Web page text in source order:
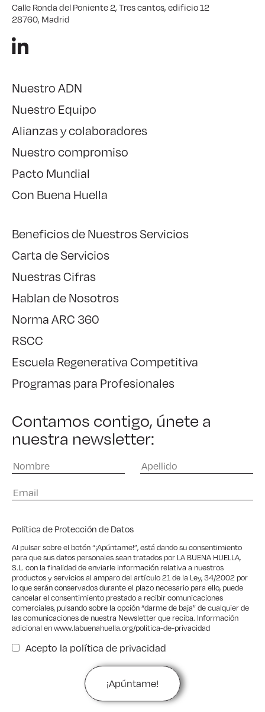
Calle Ronda del Poniente 2, Tres cantos, edificio 12
28760, Madrid
Nuestro ADN
Nuestro Equipo
Alianzas y colaboradores
Nuestro compromiso
Pacto Mundial
Con Buena Huella
Beneficios de Nuestros Servicios
Carta de Servicios
Nuestras Cifras
Hablan de Nosotros
Norma ARC 360
RSCC
Escuela Regenerativa Competitiva
Programas para Profesionales
Contamos contigo, únete a
nuestra newsletter:
Política de Protección de Datos
Al pulsar sobre el botón “¡Apúntame!”, está dando su consentimiento
para que sus datos personales sean tratados por LA BUENA HUELLA,
S.L. con la finalidad de enviarle información relativa a nuestros
productos y servicios al amparo del artículo 21 de la Ley, 34/2002 por
lo que serán conservados durante el plazo necesario para ello, puede
cancelar el consentimiento prestado a recibir comunicaciones
comerciales, pulsando sobre la opción “darme de baja” de cualquier de
las comunicaciones de nuestra Newsletter que reciba. Información
adicional enwww.labuenahuella.org/politica-de-privacidad
Acepto la política de privacidad